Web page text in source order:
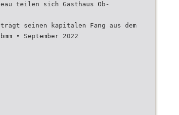
teilen sich Gasthaus Ob-
seinen kapitalen Fang aus dem
• September 2022